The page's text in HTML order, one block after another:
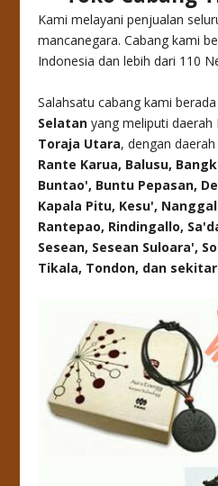
Kami melayani penjualan
mancanegara. Cabang kami
Indonesia dan lebih dari 110
Salahsatu cabang kami
Selatan yang meliputi
Toraja Utara, dengan
Rante Karua, Balusu,
Buntao', Buntu Pepasan,
Kapala Pitu, Kesu',
Rantepao, Rindingallo,
Sesean, Sesean Suloara',
Tikala, Tondon, dan